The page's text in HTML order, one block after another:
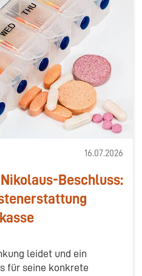
16.07.2026
Beschluss:
leidet und ein
für seine konkrete